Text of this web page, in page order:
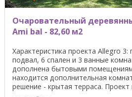
Очаровательный
Ami bal - 82,60 м2
Характеристика проекта Allegro
подвал, 6 спален и 3 ванные
дополнена бытовыми
находится дополнительная
решение - крытая терраса. Проект